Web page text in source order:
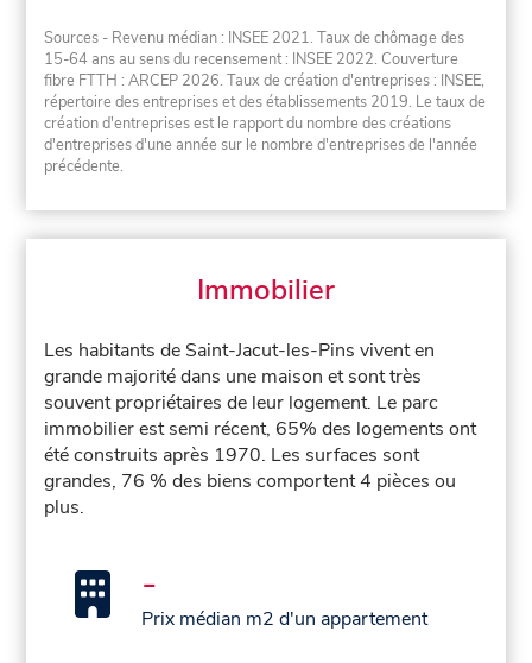
Sources - Revenu médian : INSEE 2021. Taux de chômage des
15-64 ans au sens du recensement : INSEE 2022. Couverture
fibre FTTH : ARCEP 2026. Taux de création d'entreprises : INSEE,
répertoire des entreprises et des établissements 2019. Le taux de
création d'entreprises est le rapport du nombre des créations
d'entreprises d'une année sur le nombre d'entreprises de l'année
précédente.
Immobilier
Les habitants de Saint-Jacut-les-Pins vivent en
grande majorité dans une maison et sont très
souvent propriétaires de leur logement. Le parc
immobilier est semi récent, 65% des logements ont
été construits après 1970. Les surfaces sont
grandes, 76 % des biens comportent 4 pièces ou
plus.
-
Prix médian m2 d'un appartement